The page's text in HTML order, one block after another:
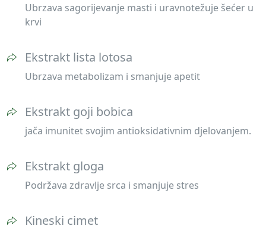
Ubrzava sagorijevanje masti i uravnotežuje šećer u
krvi
Ekstrakt lista lotosa
Ubrzava metabolizam i smanjuje apetit
Ekstrakt goji bobica
jača imunitet svojim antioksidativnim djelovanjem.
Ekstrakt gloga
Podržava zdravlje srca i smanjuje stres
Kineski cimet